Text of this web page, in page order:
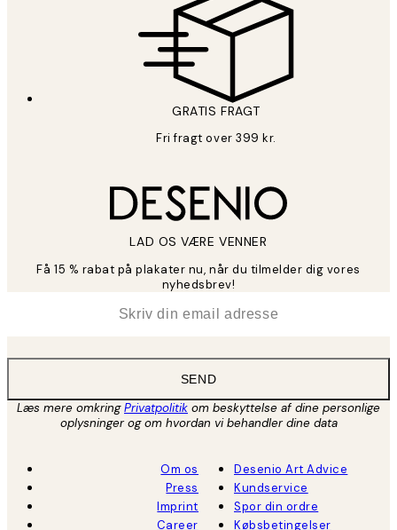
GRATIS FRAGT
Fri fragt over 399 kr.
LAD OS VÆRE VENNER
Få 15 % rabat på plakater nu, når du tilmelder dig vores
nyhedsbrev!
SEND
Læs mere omkringPrivatpolitik om beskyttelse af dine personlige
oplysninger og om hvordan vi behandler dine data
Om os
Press
Imprint
Career
Desenio Art Advice
Kundservice
Spor din ordre
Købsbetingelser